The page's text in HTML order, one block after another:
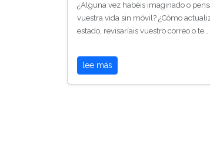
¿Alguna vez habéis imaginado o
vuestra vida sin móvil? ¿Cómo
estado, revisaríais vuestro correo o te…
lee más